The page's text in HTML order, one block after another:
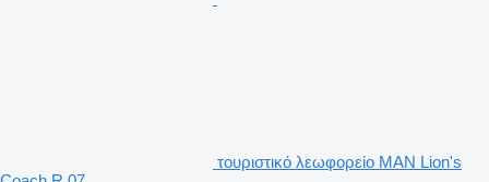
τουριστικό λεωφορείο MAN Lion's